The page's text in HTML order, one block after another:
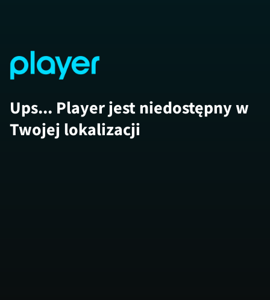
Ups... Player jest niedostępny w
Twojej lokalizacji